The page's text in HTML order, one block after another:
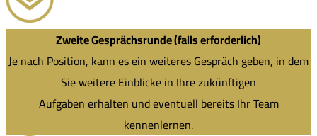
Zweite Gesprächsrunde (falls erforderlich)
Je nach Position, kann es ein weiteres Gespräch geben, in dem
Sie weitere Einblicke in Ihre zukünftigen
Aufgaben erhalten und eventuell bereits Ihr Team
kennenlernen.